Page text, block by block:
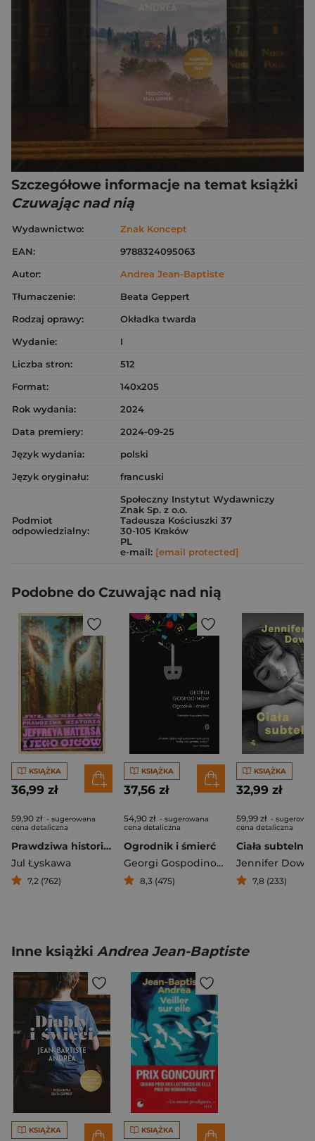
Szczegółowe informacje na temat książki
Czuwając nad nią
Wydawnictwo:
Znak Koncept
EAN:
9788324095063
Autor:
Andrea Jean-Baptiste
Tłumaczenie:
Beata Geppert
Rodzaj oprawy:
Okładka twarda
Wydanie:
I
Liczba stron:
512
Format:
140x205
Rok wydania:
2024
Data premiery:
2024-09-25
Język wydania:
polski
Język oryginału:
francuski
Podmiot
odpowiedzialny:
Społeczny Instytut Wydawniczy
Znak Sp. z o.o.
Tadeusza Kościuszki 37
30-105 Kraków
PL
e-mail: [email protected]
Podobne do Czuwając nad nią
KSIĄŻKA
36,99 zł
59,90 zł - sugerowana
cena detaliczna
Prawdziwa historia Jeffreya Watersa i jego ojców
Jul Łyskawa
7,2 (762)
KSIĄŻKA
37,56 zł
54,90 zł - sugerowana
cena detaliczna
Ogrodnik i śmierć
Georgi Gospodinow
8,3 (475)
KSIĄŻKA
32,99 zł
59,99 zł -
cena detaliczna
Ciała subtelne
Jennifer Down
7,8 (233)
Inne książki Andrea Jean-Baptiste
KSIĄŻKA KSIĄŻKA